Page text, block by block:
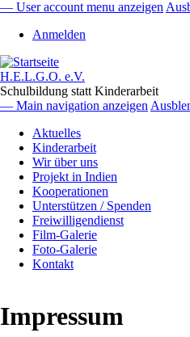
Direkt
Inhalt
User
menu
— User account menu anzeigen
Anmelden
H.E.L.G.O. e.V.
Schulbildung statt Kinderarbeit
Main
navigation
— Main navigation anzeigen
Aktuelles
Kinderarbeit
Wir über uns
Projekt in Indien
Kooperationen
Unterstützen / Spenden
Freiwilligendienst
Film-Galerie
Foto-Galerie
Kontakt
Impressum